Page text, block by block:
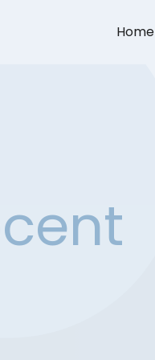
Home